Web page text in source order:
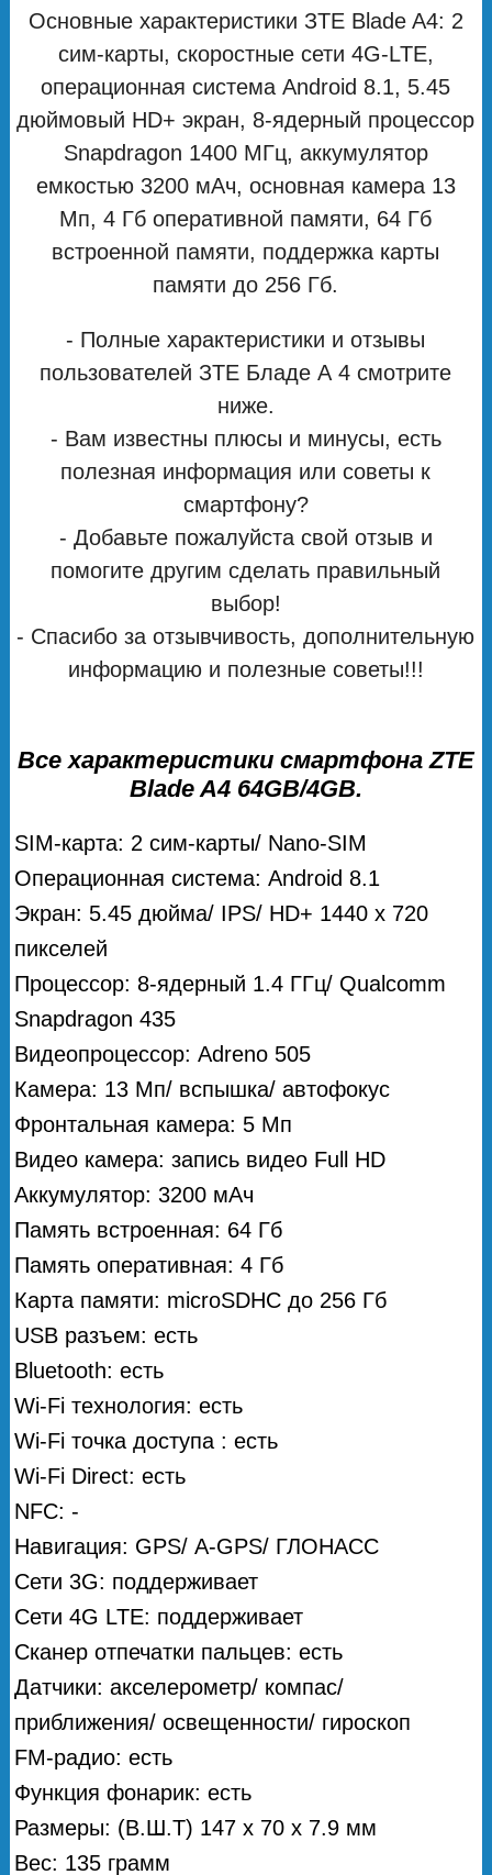
Основные характеристики ЗТЕ Blade A4: 2
сим-карты, скоростные сети 4G-LTE,
операционная система Android 8.1, 5.45
дюймовый HD+ экран, 8-ядерный процессор
Snapdragon 1400 МГц, аккумулятор
емкостью 3200 мАч, основная камера 13
Мп, 4 Гб оперативной памяти, 64 Гб
встроенной памяти, поддержка карты
памяти до 256 Гб.
- Полные характеристики и отзывы
пользователей ЗТЕ Бладе А 4 смотрите
ниже.
- Вам известны плюсы и минусы, есть
полезная информация или советы к
смартфону?
- Добавьте пожалуйста свой отзыв и
помогите другим сделать правильный
выбор!
- Спасибо за отзывчивость, дополнительную
информацию и полезные советы!!!
Все характеристики смартфона ZTE
Blade A4 64GB/4GB.
SIM-карта: 2 сим-карты/ Nano-SIM
Операционная система: Android 8.1
Экран: 5.45 дюйма/ IPS/ HD+ 1440 x 720
пикселей
Процессор: 8-ядерный 1.4 ГГц/ Qualcomm
Snapdragon 435
Видеопроцессор: Adreno 505
Камера: 13 Мп/ вспышка/ автофокус
Фронтальная камера: 5 Мп
Видео камера: запись видео Full HD
Аккумулятор: 3200 мАч
Память встроенная: 64 Гб
Память оперативная: 4 Гб
Карта памяти: microSDHC до 256 Гб
USB разъем: есть
Bluetooth: есть
Wi-Fi технология: есть
Wi-Fi точка доступа : есть
Wi-Fi Direct: есть
NFC: -
Навигация: GPS/ А-GPS/ ГЛОНАСС
Сети 3G: поддерживает
Сети 4G LTE: поддерживает
Сканер отпечатки пальцев: есть
Датчики: акселерометр/ компас/
приближения/ освещенности/ гироскоп
FM-радио: есть
Функция фонарик: есть
Размеры: (В.Ш.Т) 147 x 70 x 7.9 мм
Вес: 135 грамм